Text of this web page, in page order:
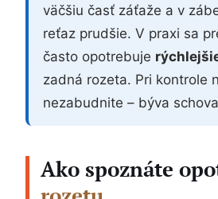
väčšiu časť záťaže a v
reťaz prudšie. V praxi sa
často opotrebuje
zadná rozeta. Pri kontrole
nezabudnite – býva
Ako spoznáte